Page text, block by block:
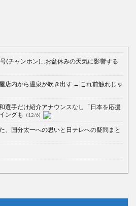
(チャンホン)…お盆休みの天気に影響する
店内から温泉が吹き出す ← これ前触れじゃ
選手だけ紹介アナウンスなし「日本を応援
ングも
(12/6)
、国分太一への思いと日テレへの疑問まと